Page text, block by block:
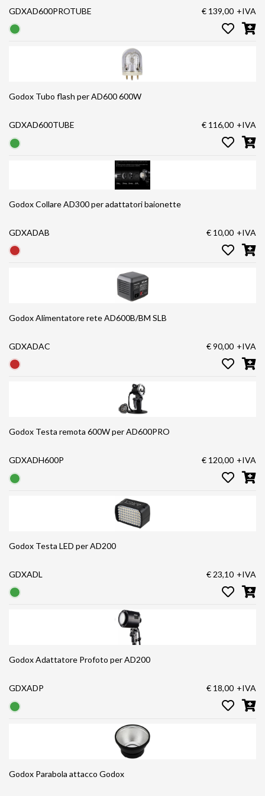
GDXAD600PROTUBE € 139,00 +IVA
Godox Tubo flash per AD600 600W
GDXAD600TUBE € 116,00 +IVA
Godox Collare AD300 per adattatori baionette
GDXADAB € 10,00 +IVA
Godox Alimentatore rete AD600B/BM SLB
GDXADAC € 90,00 +IVA
Godox Testa remota 600W per AD600PRO
GDXADH600P € 120,00 +IVA
Godox Testa LED per AD200
GDXADL € 23,10 +IVA
Godox Adattatore Profoto per AD200
GDXADP € 18,00 +IVA
Godox Parabola attacco Godox